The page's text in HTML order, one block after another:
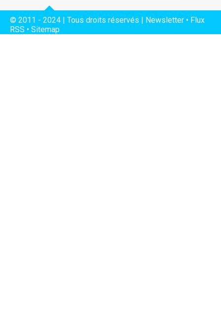
© 2011 - 2024 | Tous droits réservés | Newsletter • Flux
RSS • Sitemap